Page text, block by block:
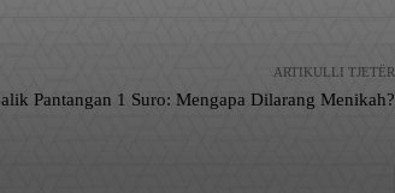
ARTIKULLI TJETËR
Pantangan 1 Suro: Mengapa Dilarang Menikah?